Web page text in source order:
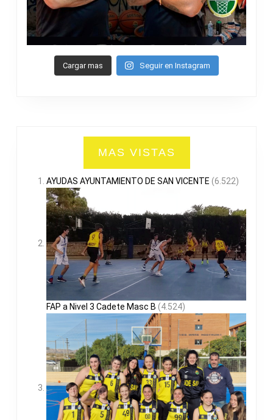
Cargar mas Seguir en Instagram
MAS VISTAS
AYUDAS AYUNTAMIENTO DE SAN VICENTE (6.522)
FAP a Nivel 3 Cadete Masc B (4.524)